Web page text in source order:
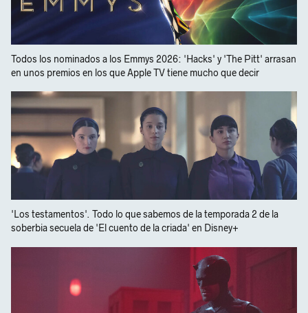
Todos los nominados a los Emmys 2026: 'Hacks' y 'The Pitt' arrasan
en unos premios en los que Apple TV tiene mucho que decir
'Los testamentos'. Todo lo que sabemos de la temporada 2 de la
soberbia secuela de 'El cuento de la criada' en Disney+